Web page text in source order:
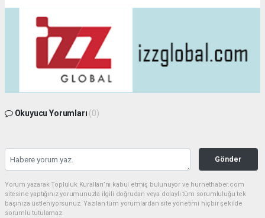
Okuyucu Yorumları (0)
Gönder
Yorum yazarak Topluluk Kuralları’nı kabul etmiş bulunuyor ve hurnethaber.com
sitesine yaptığınız yorumunuzla ilgili doğrudan veya dolaylı tüm sorumluluğu tek
başınıza üstleniyorsunuz. Yazılan tüm yorumlardan site yönetimi hiçbir şekilde
sorumlu tutulamaz.